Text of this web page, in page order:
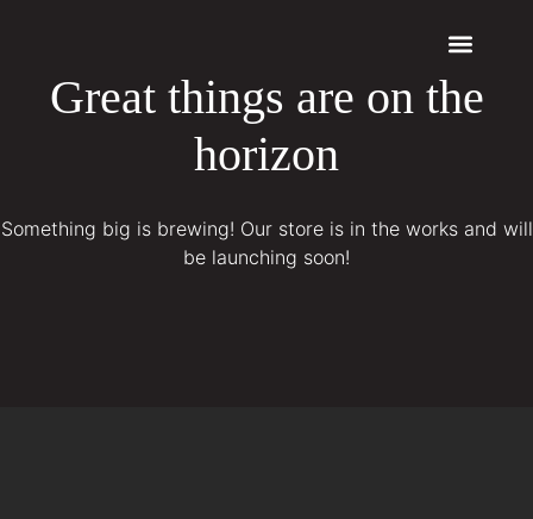
Great things are on the
horizon
Something big is brewing! Our store is in the works and will
be launching soon!